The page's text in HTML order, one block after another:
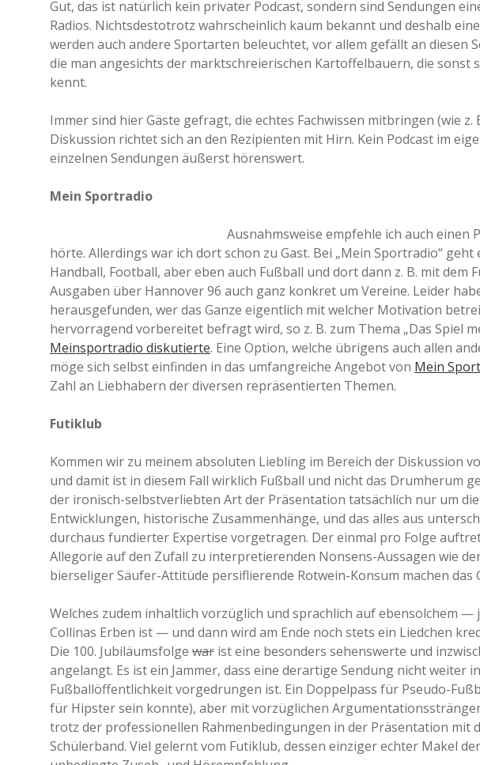
Gut, das ist natürlich kein privater Podcast, sondern sind Sendungen
Radios. Nichtsdestotrotz wahrscheinlich kaum bekannt und deshalb
werden auch andere Sportarten beleuchtet, vor allem gefällt an diesen
die man angesichts der marktschreierischen Kartoffelbauern, die sonst
kennt.
Immer sind hier Gäste gefragt, die echtes Fachwissen mitbringen (wie z.
Diskussion richtet sich an den Rezipienten mit Hirn. Kein Podcast im
einzelnen Sendungen äußerst hörenswert.
Mein Sportradio
Ausnahmsweise empfehle ich auch einen
hörte. Allerdings war ich dort schon zu Gast. Bei „Mein Sportradio“
Handball, Football, aber eben auch Fußball und dort dann z. B. mit dem
Ausgaben über Hannover 96 auch ganz konkret um Vereine. Leider
herausgefunden, wer das Ganze eigentlich mit welcher Motivation
hervorragend vorbereitet befragt wird, so z. B. zum Thema „Das Spiel
Meinsportradio diskutierte. Eine Option, welche übrigens auch allen
möge sich selbst einfinden in das umfangreiche Angebot von Mein
Zahl an Liebhabern der diversen repräsentierten Themen.
Futiklub
Kommen wir zu meinem absoluten Liebling im Bereich der Diskussion
und damit ist in diesem Fall wirklich Fußball und nicht das Drumherum
der ironisch-selbstverliebten Art der Präsentation tatsächlich nur um
Entwicklungen, historische Zusammenhänge, und das alles aus
durchaus fundierter Expertise vorgetragen. Der einmal pro Folge
Allegorie auf den Zufall zu interpretierenden Nonsens-Aussagen wie
bierseliger Säufer-Attitüde persiflierende Rotwein-Konsum machen das
Welches zudem inhaltlich vorzüglich und sprachlich auf ebensolchem
Collinas Erben ist — und dann wird am Ende noch stets ein Liedchen
Die 100. Jubiläumsfolge war ist eine besonders sehenswerte und
angelangt. Es ist ein Jammer, dass eine derartige Sendung nicht weiter
Fußballöffentlichkeit vorgedrungen ist. Ein Doppelpass für Pseudo-
für Hipster sein konnte), aber mit vorzüglichen
trotz der professionellen Rahmenbedingungen in der Präsentation mit
Schülerband. Viel gelernt vom Futiklub, dessen einziger echter Makel